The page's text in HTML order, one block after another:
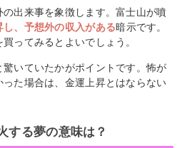
出来事を象徴します。富士山が噴
し、予想外の収入がある暗示です。
ってみるとよいでしょう。
いていたかがポイントです。怖が
た場合は、金運上昇とはならない
する夢の意味は？